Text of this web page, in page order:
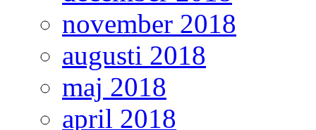
november 2018
augusti 2018
maj 2018
april 2018